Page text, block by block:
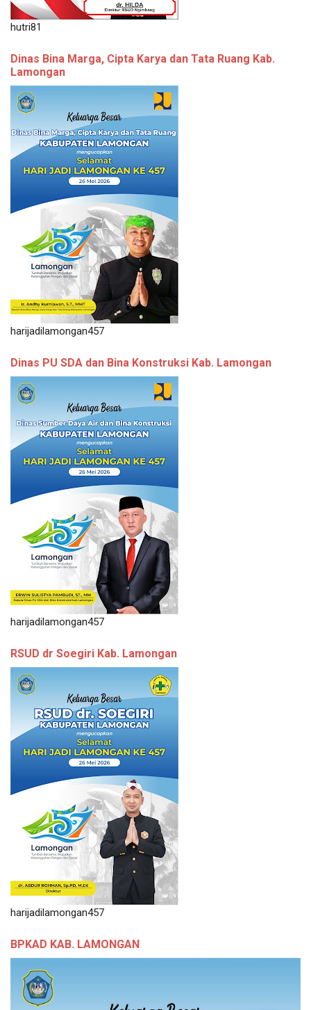
hutri81
Dinas Bina Marga, Cipta Karya dan Tata Ruang Kab.
Lamongan
harijadilamongan457
Dinas PU SDA dan Bina Konstruksi Kab. Lamongan
harijadilamongan457
RSUD dr Soegiri Kab. Lamongan
harijadilamongan457
BPKAD KAB. LAMONGAN